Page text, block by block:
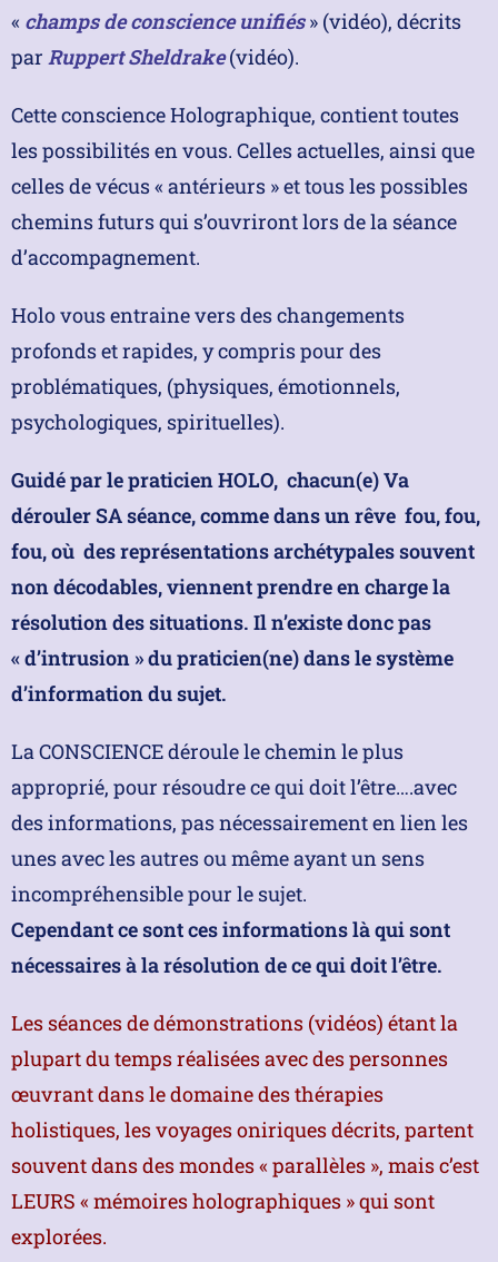
« champs de conscience unifiés» (vidéo), décrits
par Ruppert Sheldrake(vidéo).
Cette conscience Holographique, contient toutes
les possibilités en vous. Celles actuelles, ainsi que
celles de vécus « antérieurs » et tous les possibles
chemins futurs qui s’ouvriront lors de la séance
d’accompagnement.
Holo vous entraine vers des changements
profonds et rapides, y compris pour des
problématiques, (physiques, émotionnels,
psychologiques, spirituelles).
Guidé par le praticien HOLO, chacun(e) Va
dérouler SA séance, comme dans un rêve fou, fou,
fou, où des représentations archétypales souvent
non décodables, viennent prendre en charge la
résolution des situations. Il n’existe donc pas
« d’intrusion » du praticien(ne) dans le système
d’information du sujet.
La CONSCIENCE déroule le chemin le plus
approprié, pour résoudre ce qui doit l’être….avec
des informations, pas nécessairement en lien les
unes avec les autres ou même ayant un sens
incompréhensible pour le sujet.
Cependant ce sont ces informations là qui sont
nécessaires à la résolution de ce qui doit l’être.
Les séances de démonstrations (vidéos) étant la
plupart du temps réalisées avec des personnes
œuvrant dans le domaine des thérapies
holistiques, les voyages oniriques décrits, partent
souvent dans des mondes « parallèles », mais c’est
LEURS « mémoires holographiques » qui sont
explorées.